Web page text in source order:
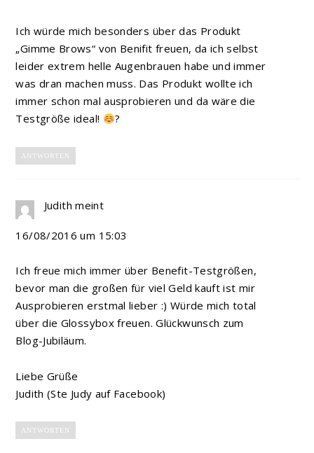
Ich würde mich besonders über das Produkt
„Gimme Brows“ von Benifit freuen, da ich selbst
leider extrem helle Augenbrauen habe und immer
was dran machen muss. Das Produkt wollte ich
immer schon mal ausprobieren und da wäre die
Testgröße ideal!
?
ANTWORTEN
Judith meint
16/08/2016 um 15:03
Ich freue mich immer über Benefit-Testgrößen,
bevor man die großen für viel Geld kauft ist mir
Ausprobieren erstmal lieber :) Würde mich total
über die Glossybox freuen. Glückwunsch zum
Blog-Jubiläum.
Liebe Grüße
Judith (Ste Judy auf Facebook)
ANTWORTEN